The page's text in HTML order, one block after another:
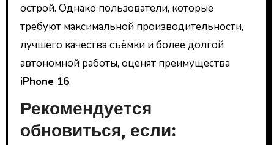
острой. Однако пользователи, которые
требуют максимальной производительности,
лучшего качества съёмки и более долгой
автономной работы, оценят преимущества
iPhone 16.
Рекомендуется
обновиться, если: